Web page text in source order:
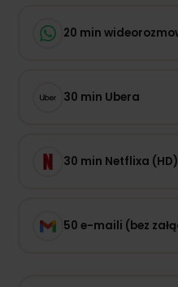
20 min
30 min Ubera
30 min Netflixa (HD)
50 e-maili (bez